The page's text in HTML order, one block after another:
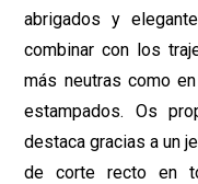
abrigados y
combinar con los
más neutras como
estampados. Os
destaca gracias a un
de corte recto en